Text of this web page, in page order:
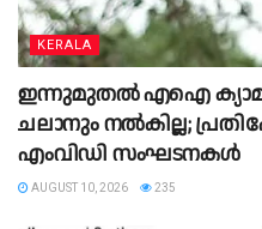
KERALA
ഇന്നുമുതൽ എഐ
ചലാനും നൽകില്ല;
എംവിഡി സംഘടനകൾ
AUGUST 10, 2026 235